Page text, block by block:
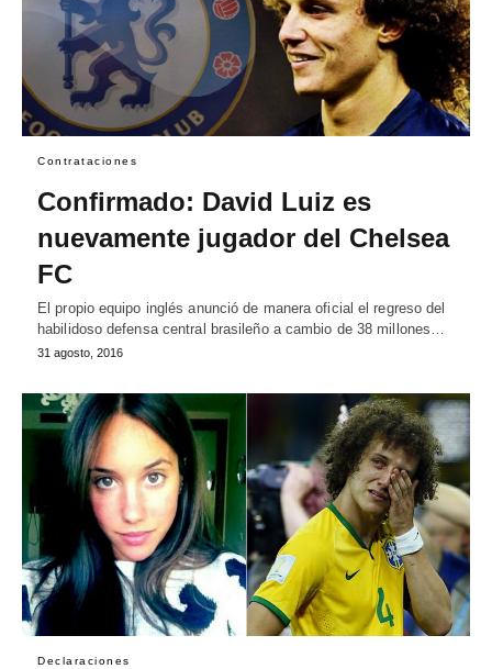
Contrataciones
Confirmado: David Luiz es
nuevamente jugador del Chelsea
FC
El propio equipo inglés anunció de manera oficial el regreso del
habilidoso defensa central brasileño a cambio de 38 millones…
31 agosto, 2016
Declaraciones